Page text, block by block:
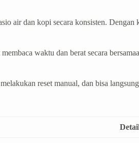
air dan kopi secara konsisten.
waktu dan berat secara
reset manual, dan bisa